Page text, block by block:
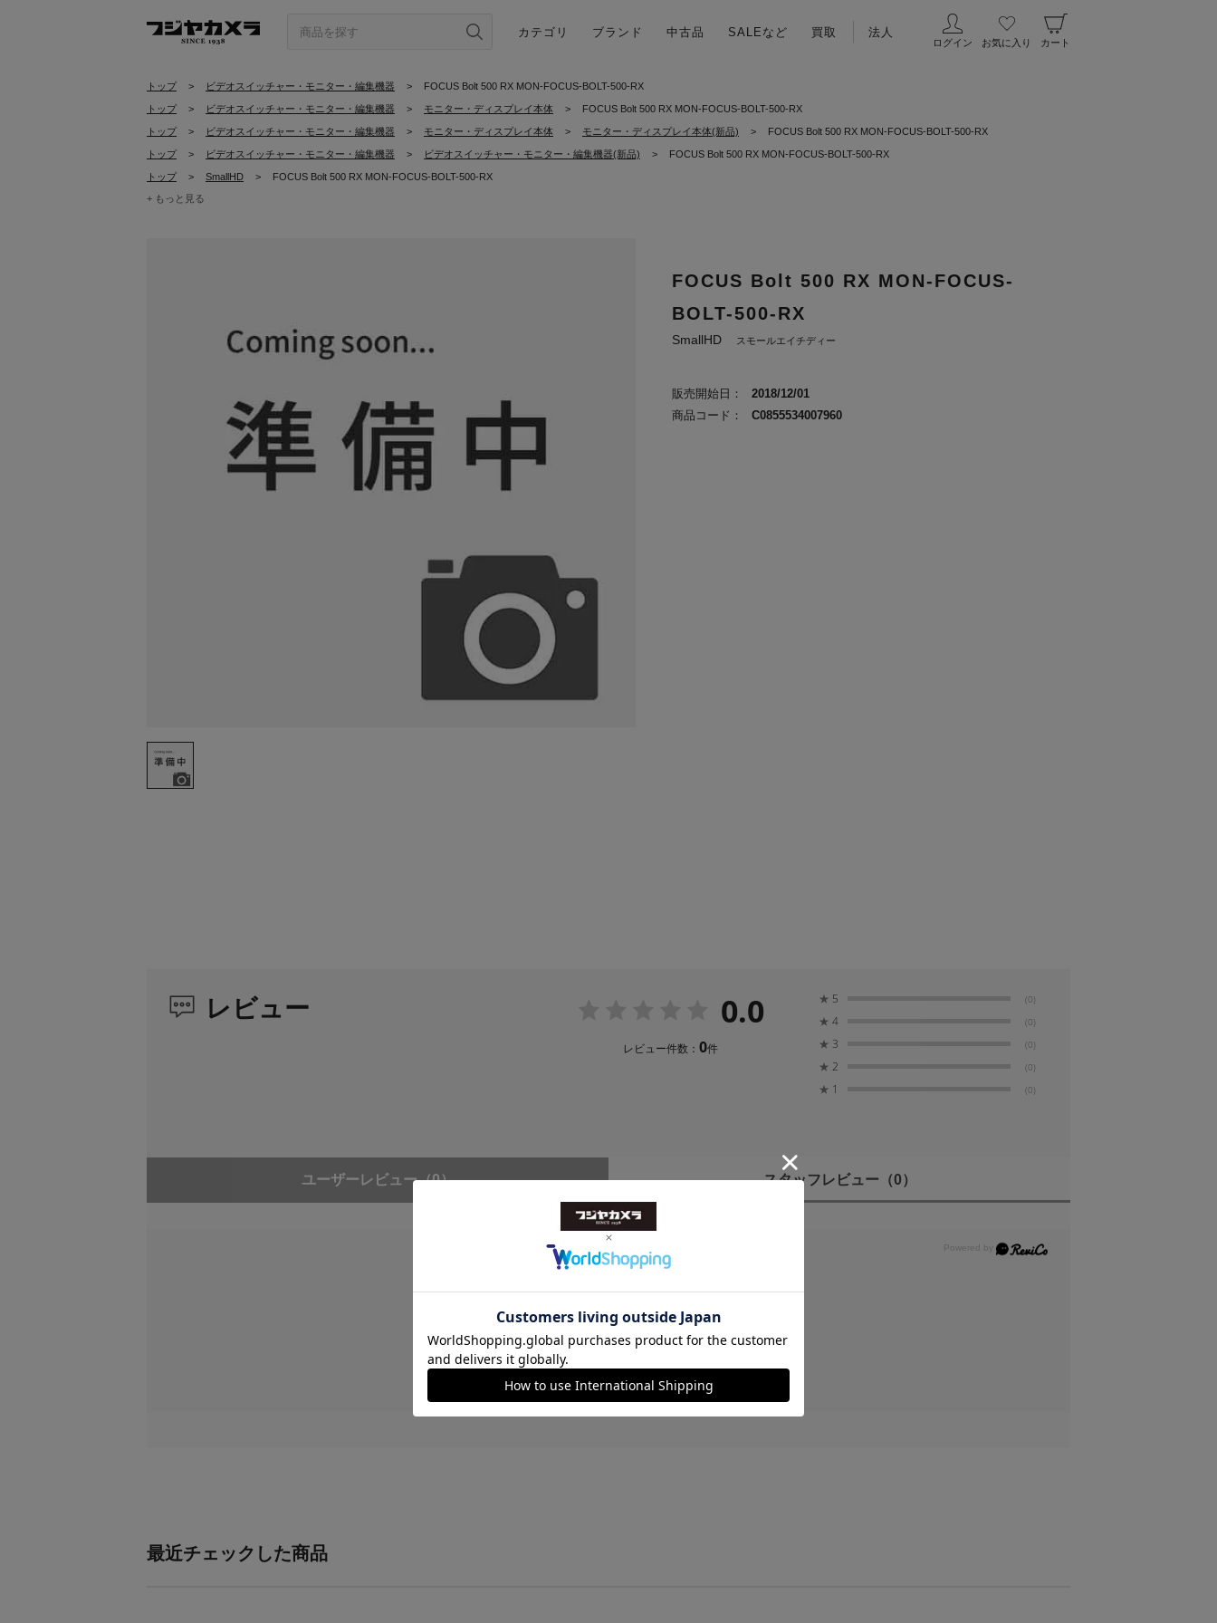
カテゴリ ブランド 中古品 SALEなど 買取 法人
ログイン お気に入り カート
トップ > ビデオスイッチャー・モニター・編集機器 > FOCUS Bolt 500 RX MON-FOCUS-BOLT-500-RX
トップ > ビデオスイッチャー・モニター・編集機器 > モニター・ディスプレイ本体 > FOCUS Bolt 500 RX MON-FOCUS-BOLT-500-RX
トップ > ビデオスイッチャー・モニター・編集機器 > モニター・ディスプレイ本体 > モニター・ディスプレイ本体(新品) > FOCUS Bolt 500 RX MON-FOCUS-BOLT-500-RX
トップ > ビデオスイッチャー・モニター・編集機器 > ビデオスイッチャー・モニター・編集機器(新品) > FOCUS Bolt 500 RX MON-FOCUS-BOLT-500-RX
トップ > SmallHD >
FOCUS Bolt 500 RX MON-FOCUS-BOLT-500-RX
+ もっと見る
FOCUS Bolt 500 RX MON-FOCUS-
BOLT-500-RX
SmallHD スモールエイチディー
商品コード： C0855534007960
販売開始日： 2018/12/01
レビュー 0.0
レビュー件数： 0件
★ 5 (0)
★ 4 (0)
★ 3 (0)
★ 2 (0)
★ 1 (0)
ユーザーレビュー（0） スタッフレビュー （0）
最近チェックした商品